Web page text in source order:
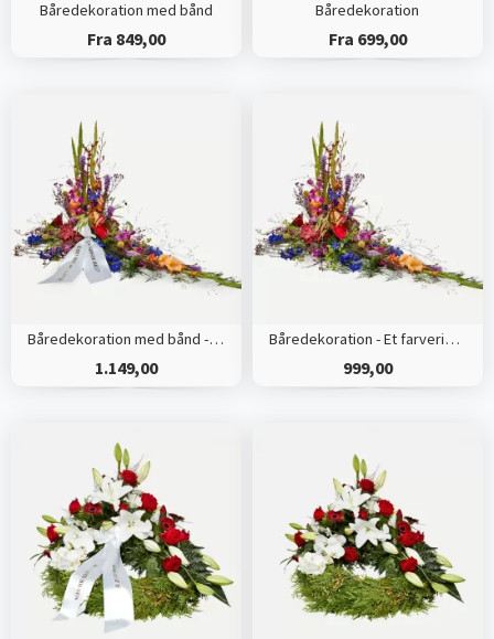
Båredekoration med bånd
Fra 849,00
Båredekoration
Fra 699,00
Båredekoration med bånd - Et farverigt farvel
1.149,00
Båredekoration - Et farverigt farvel
999,00